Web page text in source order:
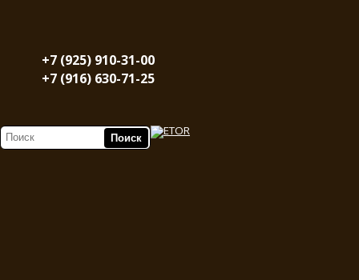
+7 (925) 910-31-00
+7 (916) 630-71-25